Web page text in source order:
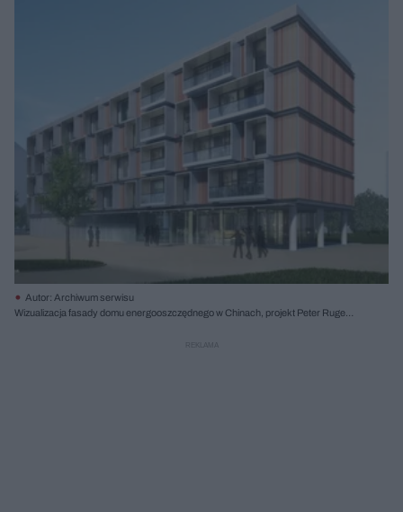
Autor: Archiwum serwisu
Wizualizacja fasady domu energooszczędnego w Chinach, projekt Peter Ruge